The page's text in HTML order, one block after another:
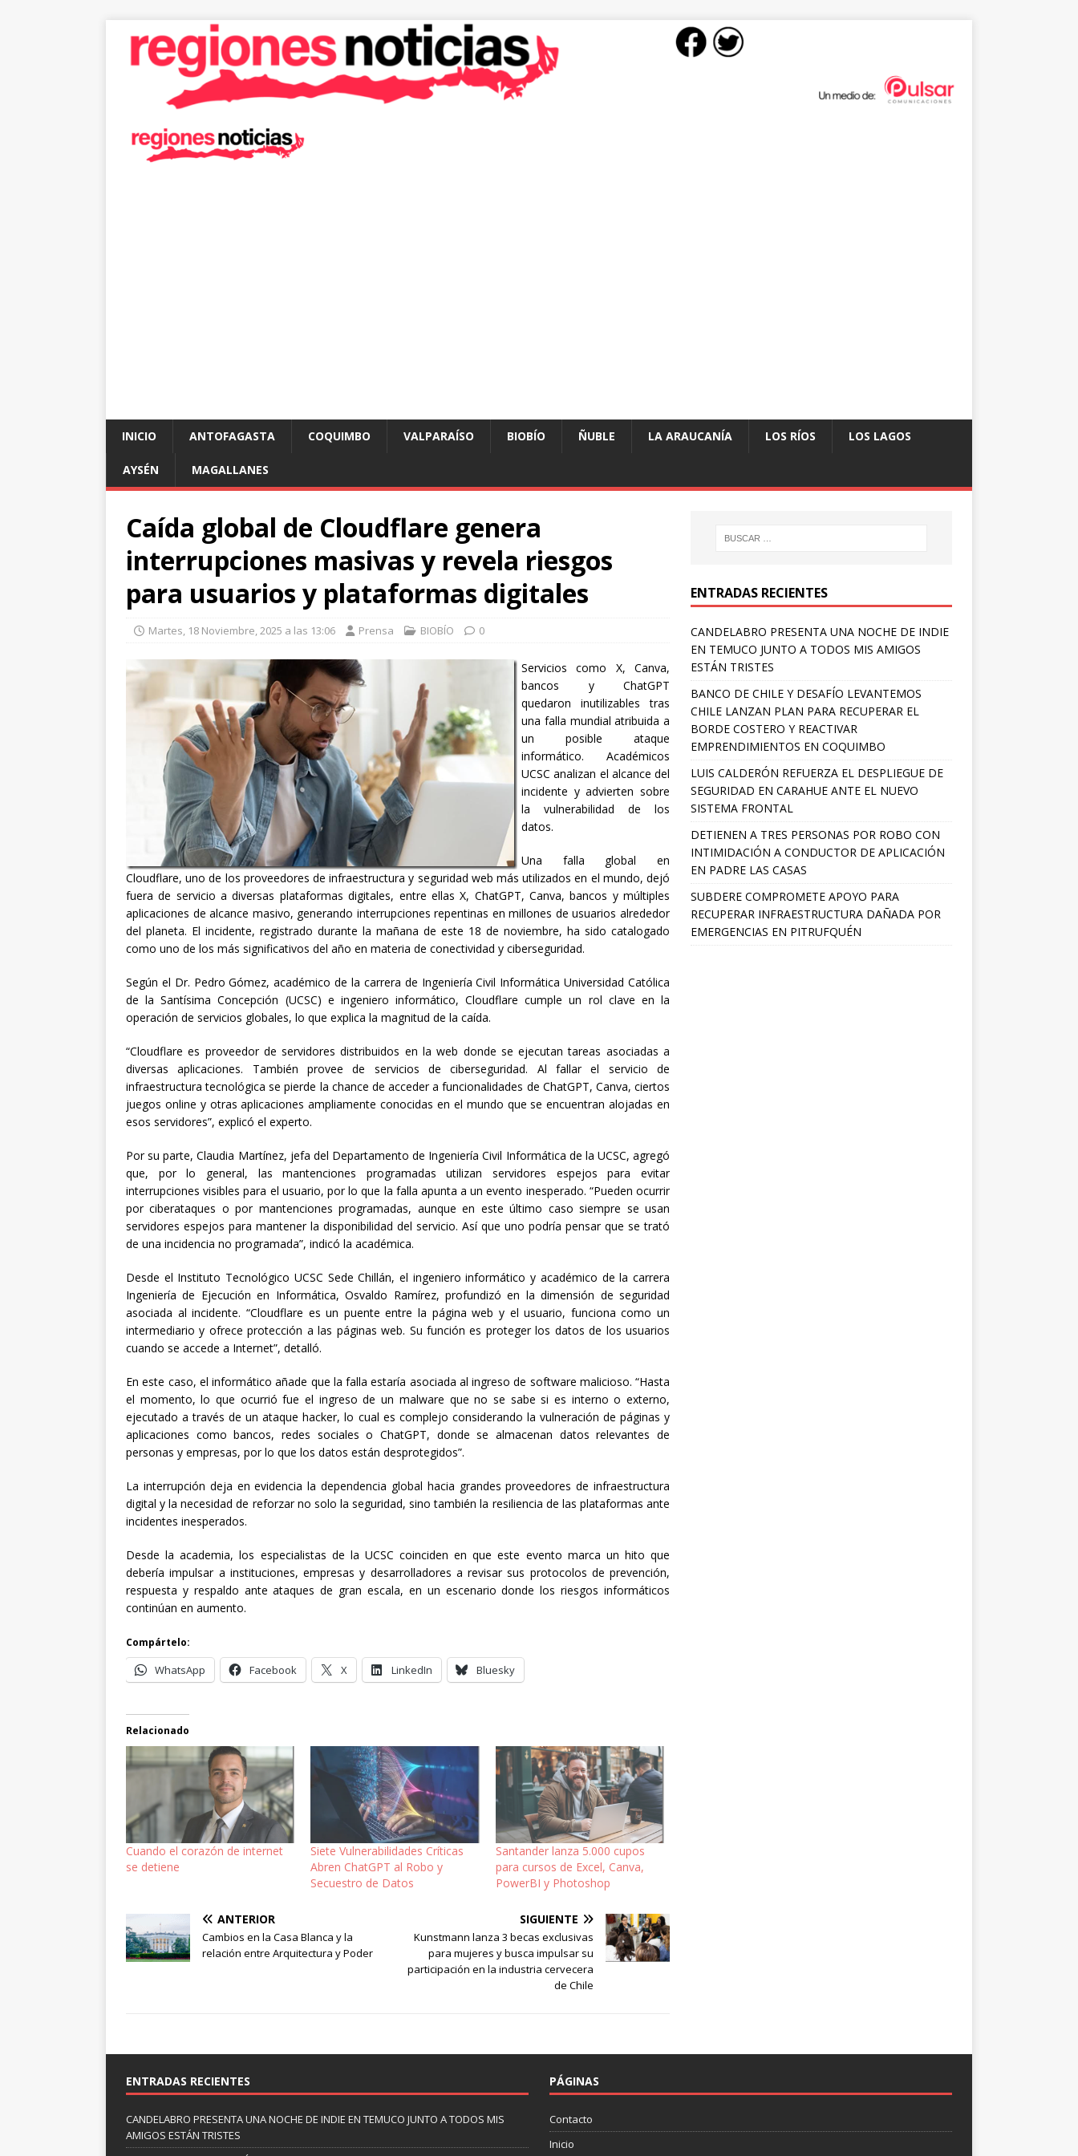
INICIO ANTOFAGASTA COQUIMBO VALPARAÍSO BIOBÍO ÑUBLE LA ARAUCANÍA LOS RÍOS LOS LAGOS
AYSÉN MAGALLANES
Caída global de Cloudflare genera
interrupciones masivas y revela riesgos
para usuarios y plataformas digitales
Martes, 18 Noviembre, 2025 a las 13:06 Prensa BIOBÍO 0
Servicios como X, Canva,
bancos y ChatGPT
quedaron inutilizables tras
una falla mundial atribuida a
un posible ataque
informático. Académicos
UCSC analizan el alcance del
incidente y advierten sobre
la vulnerabilidad de los
datos.
Una falla global en
Cloudflare, uno de los proveedores de infraestructura y seguridad web más utilizados en el mundo, dejó
fuera de servicio a diversas plataformas digitales, entre ellas X, ChatGPT, Canva, bancos y múltiples
aplicaciones de alcance masivo, generando interrupciones repentinas en millones de usuarios alrededor
del planeta. El incidente, registrado durante la mañana de este 18 de noviembre, ha sido catalogado
como uno de los más significativos del año en materia de conectividad y ciberseguridad.
Según el Dr. Pedro Gómez, académico de la carrera de Ingeniería Civil Informática Universidad Católica
de la Santísima Concepción (UCSC) e ingeniero informático, Cloudflare cumple un rol clave en la
operación de servicios globales, lo que explica la magnitud de la caída.
“Cloudflare es proveedor de servidores distribuidos en la web donde se ejecutan tareas asociadas a
diversas aplicaciones. También provee de servicios de ciberseguridad. Al fallar el servicio de
infraestructura tecnológica se pierde la chance de acceder a funcionalidades de ChatGPT, Canva, ciertos
juegos online y otras aplicaciones ampliamente conocidas en el mundo que se encuentran alojadas en
esos servidores”, explicó el experto.
Por su parte, Claudia Martínez, jefa del Departamento de Ingeniería Civil Informática de la UCSC, agregó
que, por lo general, las mantenciones programadas utilizan servidores espejos para evitar
interrupciones visibles para el usuario, por lo que la falla apunta a un evento inesperado. “Pueden ocurrir
por ciberataques o por mantenciones programadas, aunque en este último caso siempre se usan
servidores espejos para mantener la disponibilidad del servicio. Así que uno podría pensar que se trató
de una incidencia no programada”, indicó la académica.
Desde el Instituto Tecnológico UCSC Sede Chillán, el ingeniero informático y académico de la carrera
Ingeniería de Ejecución en Informática, Osvaldo Ramírez, profundizó en la dimensión de seguridad
asociada al incidente. “Cloudflare es un puente entre la página web y el usuario, funciona como un
intermediario y ofrece protección a las páginas web. Su función es proteger los datos de los usuarios
cuando se accede a Internet”, detalló.
En este caso, el informático añade que la falla estaría asociada al ingreso de software malicioso. “Hasta
el momento, lo que ocurrió fue el ingreso de un malware que no se sabe si es interno o externo,
ejecutado a través de un ataque hacker, lo cual es complejo considerando la vulneración de páginas y
aplicaciones como bancos, redes sociales o ChatGPT, donde se almacenan datos relevantes de
personas y empresas, por lo que los datos están desprotegidos”.
La interrupción deja en evidencia la dependencia global hacia grandes proveedores de infraestructura
digital y la necesidad de reforzar no solo la seguridad, sino también la resiliencia de las plataformas ante
incidentes inesperados.
Desde la academia, los especialistas de la UCSC coinciden en que este evento marca un hito que
debería impulsar a instituciones, empresas y desarrolladores a revisar sus protocolos de prevención,
respuesta y respaldo ante ataques de gran escala, en un escenario donde los riesgos informáticos
continúan en aumento.
Compártelo:
WhatsApp Facebook X LinkedIn Bluesky
Relacionado
Cuando el corazón de internet
se detiene
Siete Vulnerabilidades Críticas
Abren ChatGPT al Robo y
Secuestro de Datos
Santander lanza 5.000 cupos
para cursos de Excel, Canva,
PowerBI y Photoshop
ANTERIOR
Cambios en la Casa Blanca y la
relación entre Arquitectura y Poder
SIGUIENTE
Kunstmann lanza 3 becas exclusivas
para mujeres y busca impulsar su
participación en la industria cervecera
de Chile
ENTRADAS RECIENTES
CANDELABRO PRESENTA UNA NOCHE DE INDIE
EN TEMUCO JUNTO A TODOS MIS AMIGOS
ESTÁN TRISTES
BANCO DE CHILE Y DESAFÍO LEVANTEMOS
CHILE LANZAN PLAN PARA RECUPERAR EL
BORDE COSTERO Y REACTIVAR
EMPRENDIMIENTOS EN COQUIMBO
LUIS CALDERÓN REFUERZA EL DESPLIEGUE DE
SEGURIDAD EN CARAHUE ANTE EL NUEVO
SISTEMA FRONTAL
DETIENEN A TRES PERSONAS POR ROBO CON
INTIMIDACIÓN A CONDUCTOR DE APLICACIÓN
EN PADRE LAS CASAS
SUBDERE COMPROMETE APOYO PARA
RECUPERAR INFRAESTRUCTURA DAÑADA POR
EMERGENCIAS EN PITRUFQUÉN
ENTRADAS RECIENTES
CANDELABRO PRESENTA UNA NOCHE DE INDIE EN TEMUCO JUNTO A TODOS MIS
AMIGOS ESTÁN TRISTES
PÁGINAS
Contacto
Inicio